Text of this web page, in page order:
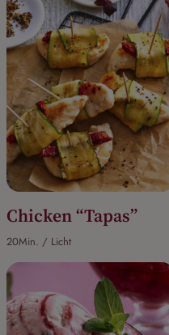
Chicken “Tapas”
20Min. / Licht